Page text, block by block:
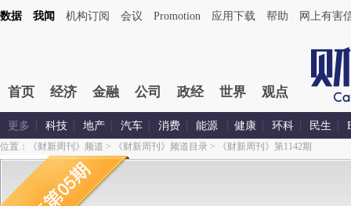
数据 我闻 机构订阅 会议 Promotion 应用下载 帮助 网上有害
首页 经济 金融 公司 政经 世界 观点
更多 科技 地产 汽车 消费 能源 健康 环科 民生
位置： 《财新周刊》频道 > 《财新周刊》频道目录 > 《财新周刊》第1142期